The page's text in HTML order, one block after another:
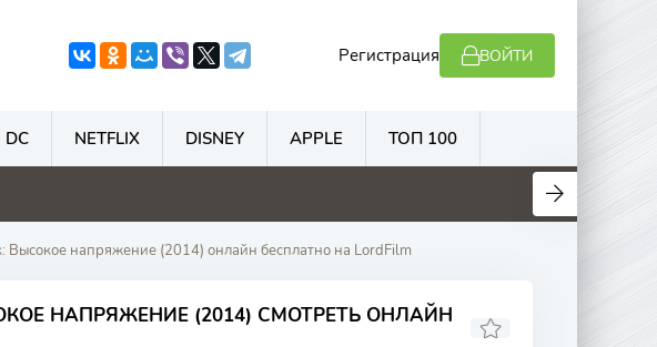
Регистрация ВОЙТИ
DC NETFLIX DISNEY APPLE ТОП 100
Высокое напряжение (2014) онлайн бесплатно на LordFilm
НАПРЯЖЕНИЕ (2014) СМОТРЕТЬ ОНЛАЙН